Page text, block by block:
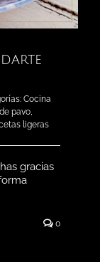
Cocina
pavo
ligeras
gracias
0